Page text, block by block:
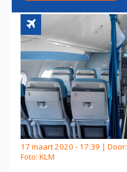
17 maart 2020 - 17:39 | Door:
Foto: KLM